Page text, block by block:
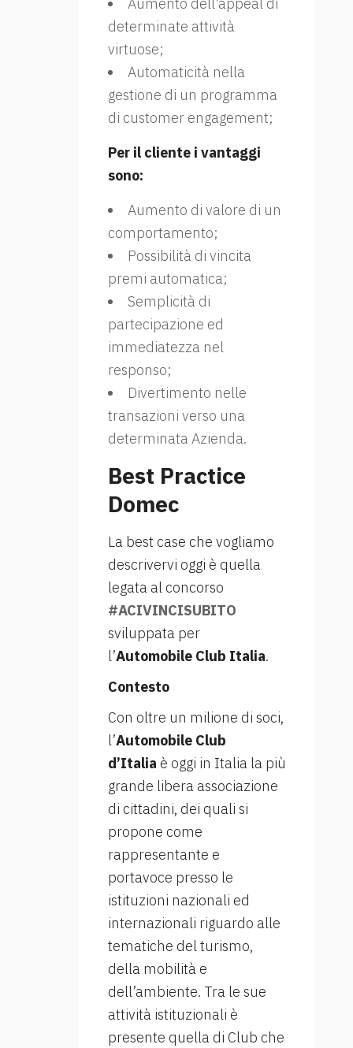
Aumento dell’appeal di
determinate attività
virtuose;
Automaticità nella
gestione di un programma
di customer engagement;
Per il cliente i vantaggi
sono:
Aumento di valore di un
comportamento;
Possibilità di vincita
premi automatica;
Semplicità di
partecipazione ed
immediatezza nel
responso;
Divertimento nelle
transazioni verso una
determinata Azienda.
Best Practice
Domec
La best case che vogliamo
descrivervi oggi è quella
legata al concorso
#ACIVINCISUBITO
sviluppata per
l’Automobile Club Italia.
Contesto
Con oltre un milione di soci,
l’Automobile Club
d’Italia è oggi in Italia la più
grande libera associazione
di cittadini, dei quali si
propone come
rappresentante e
portavoce presso le
istituzioni nazionali ed
internazionali riguardo alle
tematiche del turismo,
della mobilità e
dell’ambiente. Tra le sue
attività istituzionali è
presente quella di Club che